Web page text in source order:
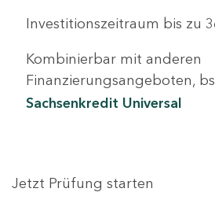
Investitionszeitraum bis zu
Kombinierbar mit anderen
Finanzierungsangeboten,
Sachsenkredit Universal
Jetzt Prüfung starten